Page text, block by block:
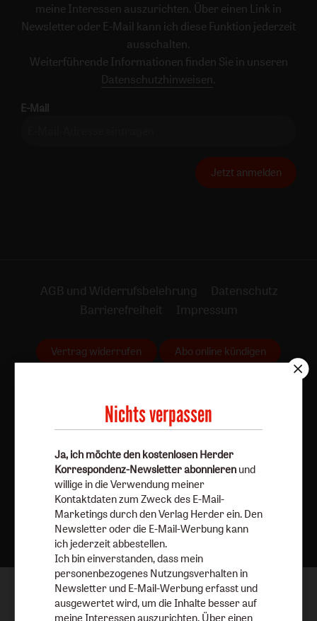
meine Interessen auszurichten. Über einen Link in
Newsletter oder E-Mail kann ich diese Funktion jederzeit
ausschalten.
Weiterführende Informationen finden Sie in unseren
Datenschutzhinweisen .
E-Mail
Jetzt anmelden
AGB und Widerrufsbelehrung
Datenschutz
Barrierefreiheit
Impressum
Vertrag widerrufen Abo online kündigen
Nach oben
Nichts verpassen
Ja, ich möchte den kostenlosen Herder
Korrespondenz-Newsletter abonnieren und
willige in die Verwendung meiner
Kontaktdaten zum Zweck des E-Mail-
Marketings durch den Verlag Herder ein. Den
Newsletter oder die E-Mail-Werbung kann
ich jederzeit abbestellen.
Ich bin einverstanden, dass mein
personenbezogenes Nutzungsverhalten in
Newsletter und E-Mail-Werbung erfasst und
ausgewertet wird, um die Inhalte besser auf
meine Interessen auszurichten. Über einen